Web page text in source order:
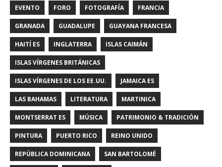
EVENTO FORO FOTOGRAFÍA FRANCIA
GRANADA GUADALUPE GUAYANA FRANCESA
HAITÍ ES INGLATERRA ISLAS CAIMÁN
ISLAS VÍRGENES BRITÁNICAS
ISLAS VÍRGENES DE LOS EE.UU. JAMAICA ES
LAS BAHAMAS LITERATURA MARTINICA
MONTSERRAT ES MÚSICA PATRIMONIO & TRADICIÓN
PINTURA PUERTO RICO REINO UNIDO
REPÚBLICA DOMINICANA SAN BARTOLOMÉ